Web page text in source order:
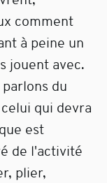
comment
à peine un
jouent avec.
du
qui devra
est
de l'activité
plier,